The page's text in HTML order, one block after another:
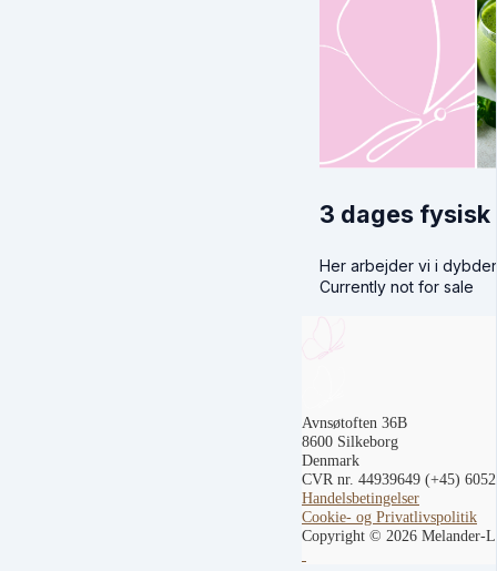
3 dages fysisk
Her arbejder vi i
Currently not for sale
Avnsøtoften 36B
8600 Silkeborg
Denmark
CVR nr. 44939649 (+45)
Handelsbetingelser
Cookie- og Privatlivspolitik
Copyright © 2026 Melander-